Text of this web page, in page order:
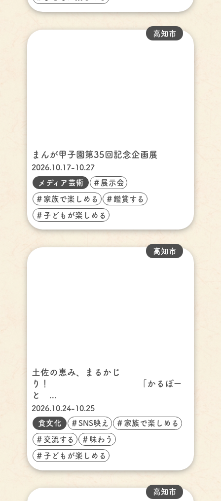
まんが甲子園第35回記念企画展
高知市
2026.10.17-10.27
メディア芸術
＃展示会
＃家族で楽しめる ＃鑑賞する
＃子どもが楽しめる
土佐の恵み、まるかじ
り！ 「かるぽー
と ...
高知市
2026.10.24-10.25
食文化
＃SNS映え ＃家族で楽しめる
＃交流する ＃味わう
＃子どもが楽しめる
高知市